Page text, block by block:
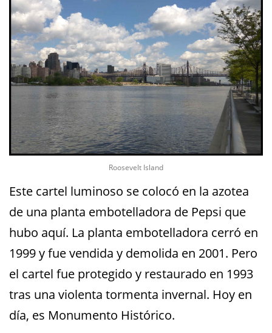
Roosevelt Island
Este cartel luminoso se colocó en la azotea
de una planta embotelladora de Pepsi que
hubo aquí. La planta embotelladora cerró en
1999 y fue vendida y demolida en 2001. Pero
el cartel fue protegido y restaurado en 1993
tras una violenta tormenta invernal. Hoy en
día, es Monumento Histórico.